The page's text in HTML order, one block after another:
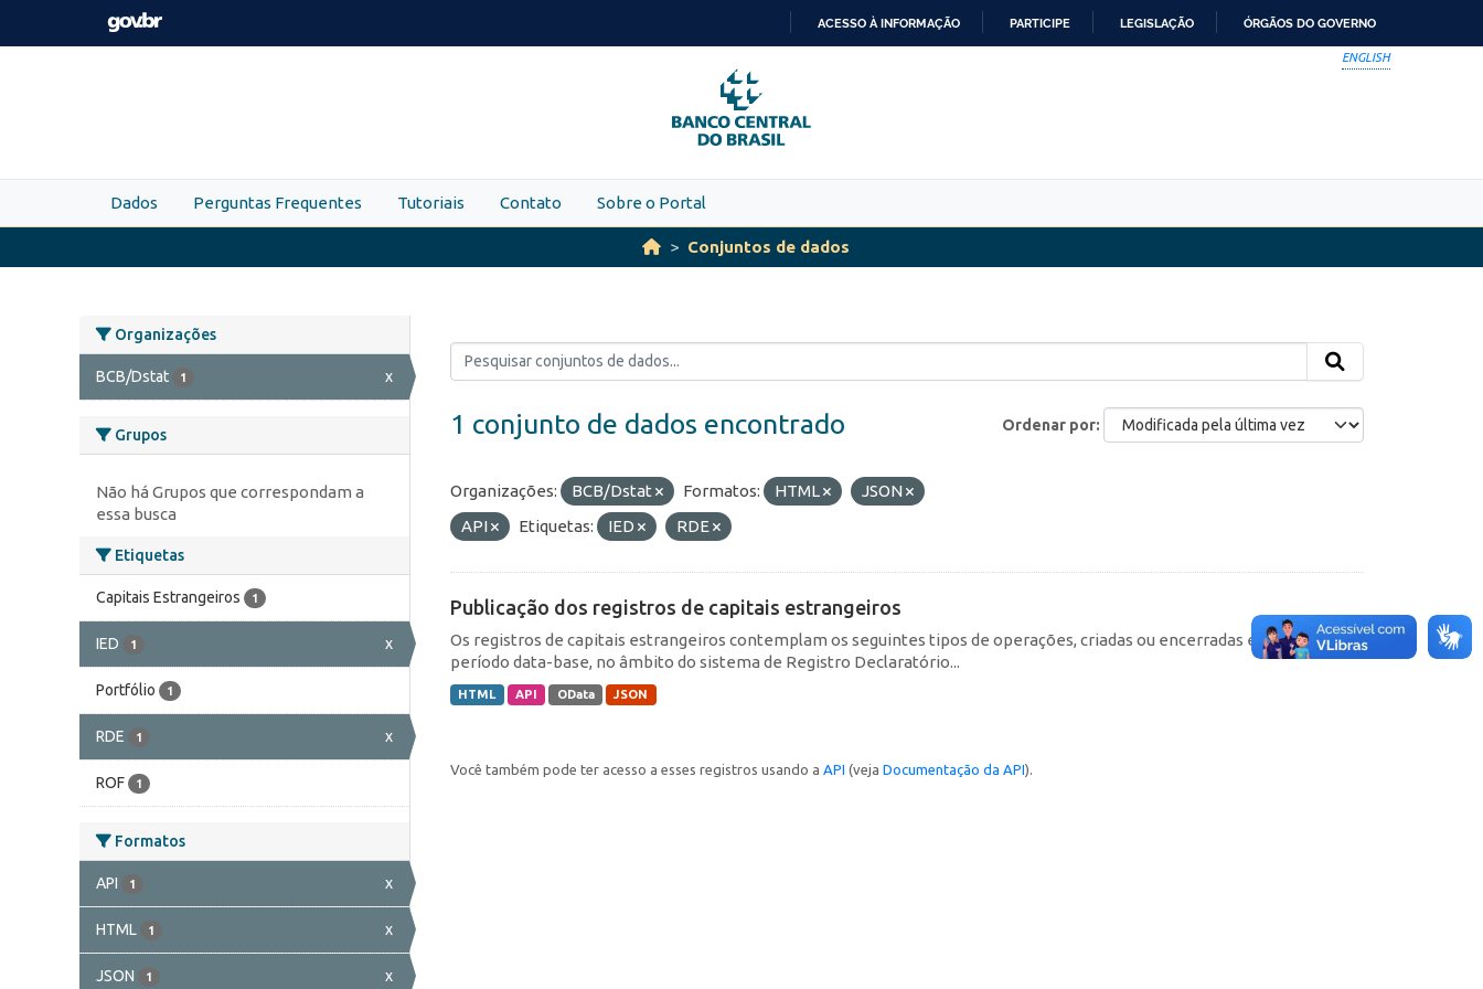
Skip to main content
PARA
O
CONTEÚDO
ACESSO À INFORMAÇÃO PARTICIPE LEGISLAÇÃO ÓRGÃOS DO GOVERNO
ENGLISH
Dados Perguntas Frequentes Tutoriais Contato Sobre o Portal
Conjuntos de dados
Organizações
BCB/Dstat 1 x
Grupos
Não há Grupos que correspondam a
essa busca
Etiquetas
Capitais Estrangeiros 1
IED 1 x
Portfólio 1
RDE 1 x
ROF 1
Formatos
API 1 x
HTML 1 x
JSON 1 x
Ordenar por
1 conjunto de dados encontrado
Organizações: BCB/Dstat Formatos: HTML
JSON
API
Etiquetas: IED RDE
Publicação dos registros de capitais estrangeiros
Os registros de capitais estrangeiros contemplam os seguintes tipos de operações, criadas ou encerradas em cada
período data-base, no âmbito do sistema de Registro Declaratório...
HTML API OData JSON
Você também pode ter acesso a esses registros usando a API (veja Documentação da API).